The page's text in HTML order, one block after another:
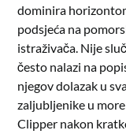
dominira
podsjeća na
istraživača. Nije
često nalazi na
njegov dolazak u
zaljubljenike u
Clipper nakon